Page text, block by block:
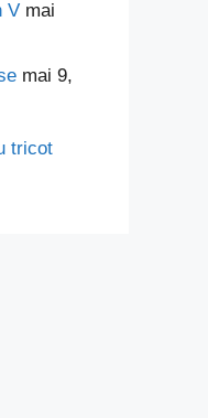
V mai
mai 9,
tricot